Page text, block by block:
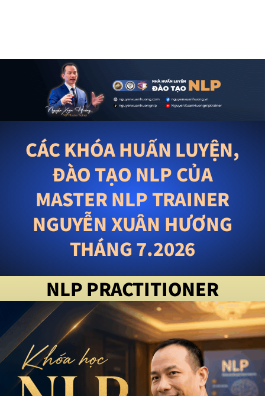
CÁC KHÓA HUẤN LUYỆN,
ĐÀO TẠO NLP CỦA
MASTER NLP TRAINER
NGUYỄN XUÂN HƯƠNG
THÁNG 7.2026
NLP PRACTITIONER